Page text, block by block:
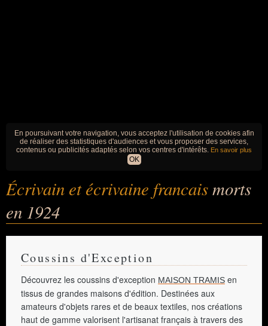
En poursuivant votre navigation, vous acceptez l'utilisation de cookies afin
de réaliser des statistiques d'audiences et vous proposer des services,
contenus ou publicités adaptés selon vos centres d'intérêts. En savoir plus
OK
Écrivain et écrivaine francaismorts
en 1924
Coussins d'Exception
Découvrez les coussins d'exception MAISON TRAMIS en
tissus de grandes maisons d'édition. Destinées aux
amateurs d'objets rares et de beaux textiles, nos créations
haut de gamme valorisent l'artisanat français à travers des